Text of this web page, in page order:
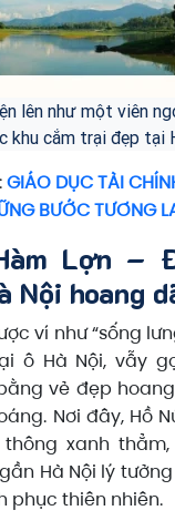
lên như một viên
khu cắm trại đẹp tại
GIÁO DỤC TÀI
BƯỚC TƯƠNG
Lợn –
Nội hoang
ví như “sống
ô Hà Nội, vẫy
vẻ đẹp
Nơi đây, Hồ
xanh
Hà Nội lý
phục thiên nhiên.